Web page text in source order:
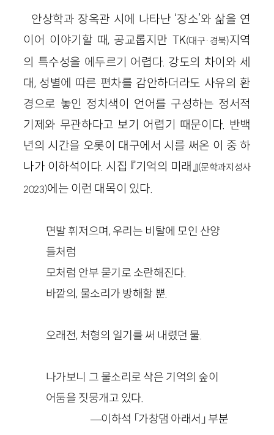
안상학과 장옥관 시에 나타난 ‘장소’와 삶을 연
이어 이야기할 때, 공교롭지만 TK(대구·경북)지역
의 특수성을 에두르기 어렵다. 강도의 차이와 세
대, 성별에 따른 편차를 감안하더라도 사유의 환
경으로 놓인 정치색이 언어를 구성하는 정서적
기제와 무관하다고 보기 어렵기 때문이다. 반백
년의 시간을 오롯이 대구에서 시를 써온 이 중 하
나가 이하석이다. 시집 『기억의 미래』(문학과지성사
2023)에는 이런 대목이 있다.
면발 휘저으며, 우리는 비탈에 모인 산양
들처럼
모처럼 안부 묻기로 소란해진다.
바깥의, 물소리가 방해할 뿐.
오래전, 처형의 일기를 써 내렸던 물.
나가보니 그 물소리로 삭은 기억의 숲이
어둠을 짓뭉개고 있다.
—이하석 「가창댐 아래서」 부분